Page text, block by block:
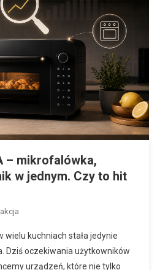
– mikrofalówka,
w jednym. Czy to hit
kuchniach stała jedynie
Dziś oczekiwania użytkowników
urządzeń, które nie tylko